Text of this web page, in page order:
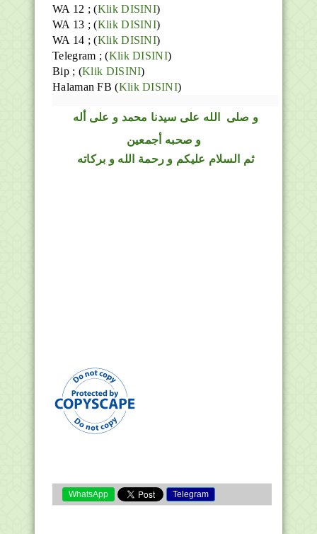
WA 12 ; (Klik DISINI)
WA 13 ; (Klik DISINI)
WA 14 ; (Klik DISINI)
Telegram ;(Klik DISINI)
Bip ; (Klik DISINI)
Halaman FB(Klik DISINI)
و صلى الله على سيدنا محمد و على أله
و صحبه أجمعين
ثم السلام عليكم و رحمة الله و بركاته
WhatsApp Telegram